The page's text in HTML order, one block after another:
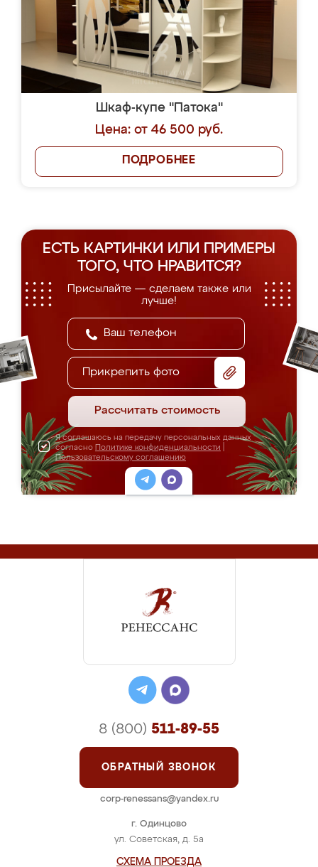
Шкаф-купе "Патока"
Цена: от 46 500 руб.
ПОДРОБНЕЕ
ЕСТЬ КАРТИНКИ ИЛИ ПРИМЕРЫ
ТОГО, ЧТО НРАВИТСЯ?
Присылайте — сделаем также или
лучше!
Прикрепить фото
Рассчитать стоимость
Я соглашаюсь на передачу персональных данных
согласно Политике конфиденциальности
Пользовательскому соглашению
г. Одинцово
ул. Советская, д. 5а
СХЕМА ПРОЕЗДА
8 (800) 511-89-55
ОБРАТНЫЙ ЗВОНОК
corp-renessans@yandex.ru